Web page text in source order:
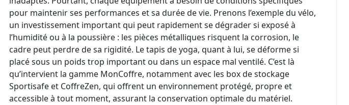
pour maintenir ses performances et sa durée de vie. Prenons l’exemple du vélo,
un investissement important qui peut rapidement se dégrader si exposé à
l’humidité ou à la poussière : les pièces métalliques risquent la corrosion, le
cadre peut perdre de sa rigidité. Le tapis de yoga, quant à lui, se déforme si
placé sous un poids trop important ou dans un espace mal ventilé. C’est là
qu’intervient la gamme MonCoffre, notamment avec les box de stockage
Sportisafe et CoffreZen, qui offrent un environnement protégé, propre et
accessible à tout moment, assurant la conservation optimale du matériel.